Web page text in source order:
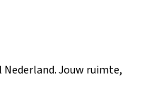
Jouw ruimte,